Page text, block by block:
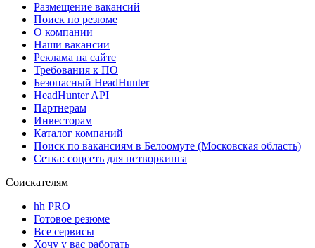
Размещение вакансий
Поиск по резюме
О компании
Наши вакансии
Реклама на сайте
Требования к ПО
Безопасный HeadHunter
HeadHunter API
Партнерам
Инвесторам
Каталог компаний
Поиск по вакансиям в Белоомуте (Московская область)
Сетка: соцсеть для нетворкинга
Соискателям
hh PRO
Готовое резюме
Все сервисы
Хочу у вас работать